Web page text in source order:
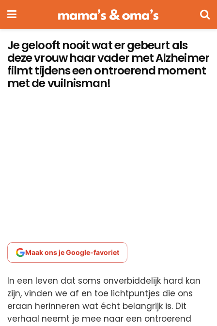
Je gelooft nooit wat er gebeurt als
deze vrouw haar vader met Alzheimer
filmt tijdens een ontroerend moment
met de vuilnisman!
Maak ons je Google-favoriet
In een leven dat soms onverbiddelijk hard kan
zijn, vinden we af en toe lichtpuntjes die ons
eraan herinneren wat écht belangrijk is. Dit
verhaal neemt je mee naar een ontroerend